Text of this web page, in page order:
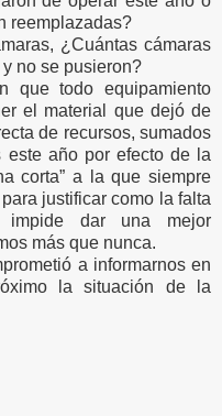
reemplazadas?
¿Cuántas cámaras
no se pusieron?
que todo equipamiento
el material que dejó de
de recursos, sumados
este año por efecto de la
corta” a la que siempre
justificar como la falta
impide dar una mejor
más que nunca.
a informarnos en
la situación de la